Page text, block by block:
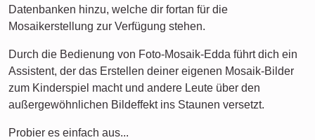
Datenbanken hinzu, welche dir fortan für die
Mosaikerstellung zur Verfügung stehen.
Durch die Bedienung von Foto-Mosaik-Edda führt dich ein
Assistent, der das Erstellen deiner eigenen Mosaik-Bilder
zum Kinderspiel macht und andere Leute über den
außergewöhnlichen Bildeffekt ins Staunen versetzt.
Probier es einfach aus...